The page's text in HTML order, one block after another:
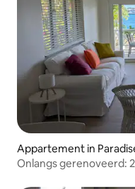
Appartement in
Onlangs gerenoveerd: